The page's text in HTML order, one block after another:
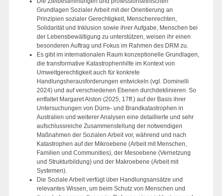
Grundlagen Sozialer Arbeit mit der Orientierung an
Prinzipien sozialer Gerechtigkeit, Menschenrechten,
Solidarität und Inklusion sowie ihrer Aufgabe, Menschen bei
der Lebensbewältigung zu unterstützen, weisen ihr einen
besonderen Auftrag und Fokus im Rahmen des DRM zu.
Es gibt im internationalen Raum konzeptionelle Grundlagen,
die transformative Katastrophenhilfe im Kontext von
Umweltgerechtigkeit auch für konkrete
Handlungsherausforderungen entwickeln (vgl. Dominelli
2024) und auf verschiedenen Ebenen durchdeklinieren. So
entfaltet Margaret Alston (2025, 17ff.) auf der Basis ihrer
Untersuchungen von Dürre- und Brandkatastrophen in
Australien und weiterer Analysen eine detaillierte und sehr
aufschlussreiche Zusammenstellung der notwendigen
Maßnahmen der Sozialen Arbeit vor, während und nach
Katastrophen auf der Mikroebene (Arbeit mit Menschen,
Familien und Communities), der Mesoebene (Vernetzung
und Strukturbildung) und der Makroebene (Arbeit mit
Systemen).
Die Soziale Arbeit verfügt über Handlungsansätze und
relevantes Wissen, um beim Schutz von Menschen und